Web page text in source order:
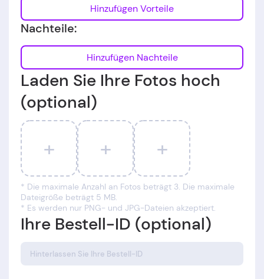
Hinzufügen Vorteile
Nachteile:
Hinzufügen Nachteile
Laden Sie Ihre Fotos hoch
(optional)
+ + +
* Die maximale Anzahl an Fotos beträgt 3. Die maximale
Dateigröße beträgt 5 MB.
* Es werden nur PNG- und JPG-Dateien akzeptiert.
Ihre Bestell-ID (optional)